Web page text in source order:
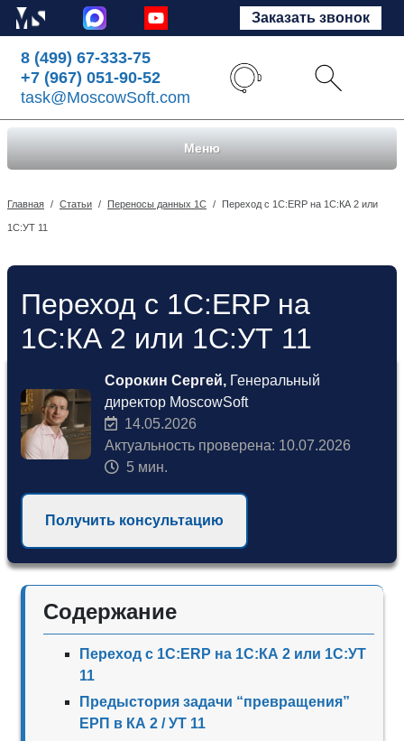
Заказать звонок
8 (499) 67-333-75
+7 (967) 051-90-52
task@MoscowSoft.com
Меню
Главная / Статьи / Переносы данных 1С / Переход с 1С:ERP на 1С:КА 2 или
1С:УТ 11
Переход с 1С:ERP на
1С:КА 2 или 1С:УТ 11
Сорокин Сергей, Генеральный
директор MoscowSoft
14.05.2026
Актуальность проверена: 10.07.2026
5 мин.
Получить консультацию
Содержание
Переход с 1С:ERP на 1С:КА 2 или 1С:УТ
11
Предыстория задачи “превращения”
ЕРП в КА 2 / УТ 11